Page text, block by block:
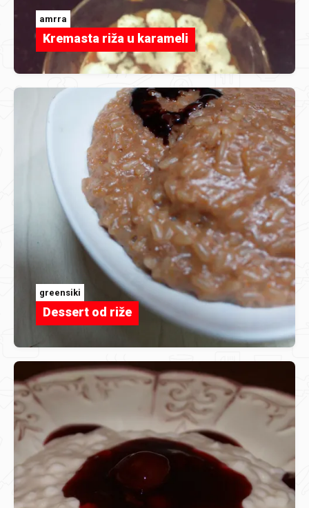
amrra
Kremasta riža u karameli
greensiki
Dessert od riže